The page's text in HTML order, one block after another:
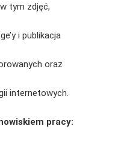
tym zdjęć,
i publikacja
oraz
internetowych.
pracy: